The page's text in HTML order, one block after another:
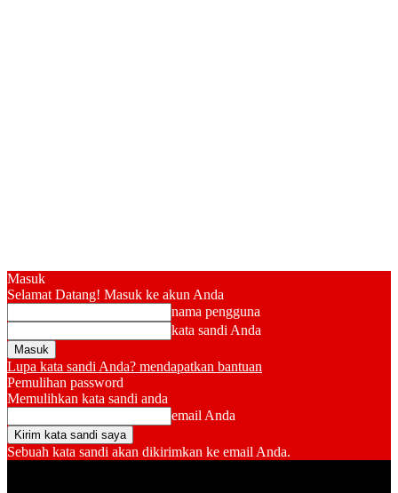
Masuk
Selamat Datang! Masuk ke akun Anda
nama pengguna
kata sandi Anda
Lupa kata sandi Anda? mendapatkan bantuan
Pemulihan password
Memulihkan kata sandi anda
email Anda
Sebuah kata sandi akan dikirimkan ke email Anda.